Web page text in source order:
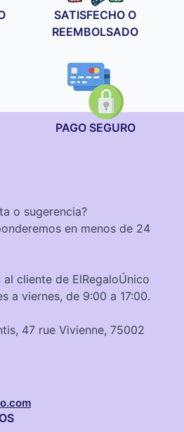
SATISFECHO O
REEMBOLSADO
PAGO SEGURO
o sugerencia?
en menos de 24
cliente de ElRegaloÚnico
a viernes, de 9:00 a 17:00.
47 rue Vivienne, 75002